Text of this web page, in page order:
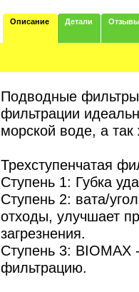
Описание Детали Отзывы
Подводные фильтры
фильтрации
морской воде, а
Трехступенчатая
Ступень 1: Губка
Ступень 2: вата/
отходы, улучшает
загрезнения.
Ступень 3: BIOMAX
фильтрацию.